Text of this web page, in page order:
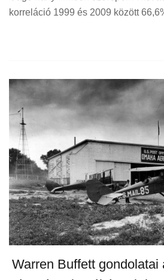
korreláció 1999 és 2009 között
Warren Buffett gondolatai